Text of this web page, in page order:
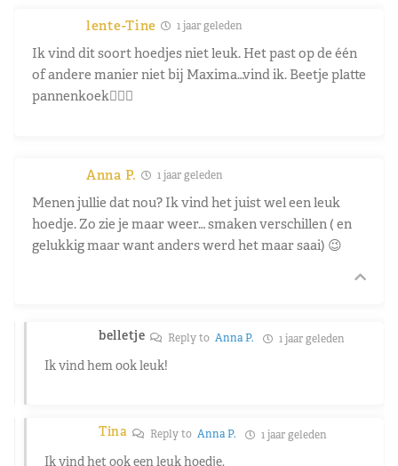
lente-Tine 1 jaar geleden
Ik vind dit soort hoedjes niet leuk. Het past op de één
of andere manier niet bij Maxima…vind ik. Beetje platte
pannenkoek🤷🏻‍♀️
Anna P. 1 jaar geleden
Menen jullie dat nou? Ik vind het juist wel een leuk
hoedje. Zo zie je maar weer… smaken verschillen ( en
gelukkig maar want anders werd het maar saai) 😉
belletje Reply to Anna P. 1 jaar geleden
Ik vind hem ook leuk!
Tina Reply to Anna P. 1 jaar geleden
Ik vind het ook een leuk hoedje.